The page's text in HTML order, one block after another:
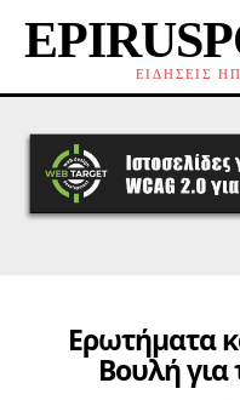
ΕΙΔΗΣΕΙΣ
Ερωτήματα
Βουλή για